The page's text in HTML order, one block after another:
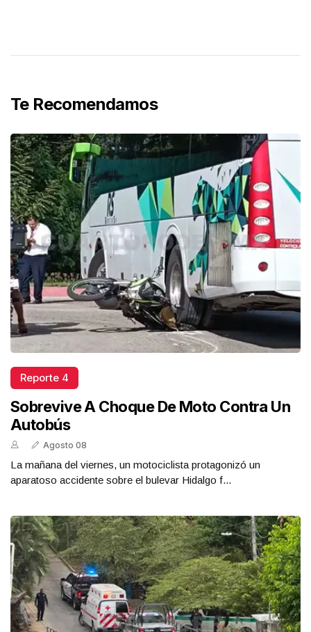
Te Recomendamos
Reporte 4
Sobrevive A Choque De Moto Contra Un
Autobús
Agosto 08
La mañana del viernes, un motociclista protagonizó un
aparatoso accidente sobre el bulevar Hidalgo f...